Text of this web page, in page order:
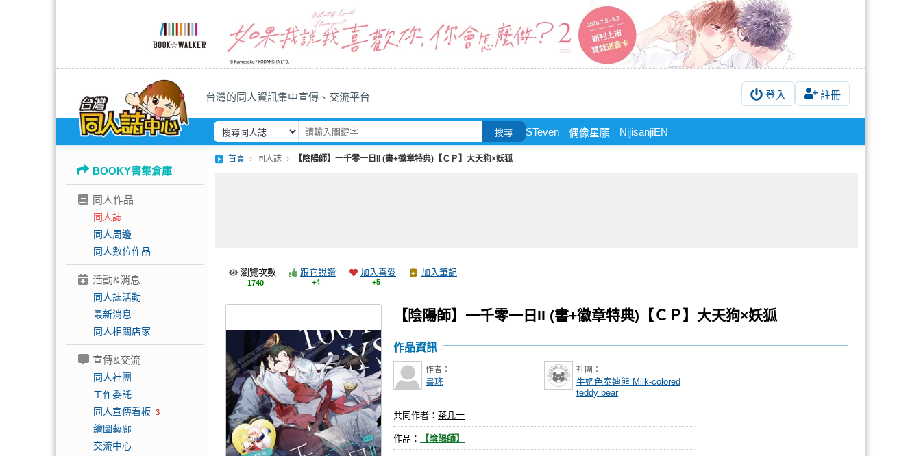
台灣的同人資訊集中宣傳、交流平台 登入 註冊
搜尋 STeven 偶像星願 NijisanjiEN
BOOKY書集倉庫
同人作品
同人誌
同人周邊
同人數位作品
活動&消息
同人誌活動
最新消息
同人相關店家
宣傳&交流
同人社團
工作委託
同人宣傳看板 3
繪圖藝廊
交流中心
首頁 同人誌 【陰陽師】一千零一日II (書+徽章特典)【ＣＰ】大天狗×妖狐
瀏覽次數
1740
跟它說讚
+4
加入喜愛
+5
加入筆記
【陰陽師】一千零一日II (書+徽章特典)【ＣＰ】大天狗×妖狐
作品資訊
作者：
書瑤
社團：
牛奶色泰迪熊 Milk-colored
teddy bear
共同作者： 茶几十
作品： 【陰陽師】